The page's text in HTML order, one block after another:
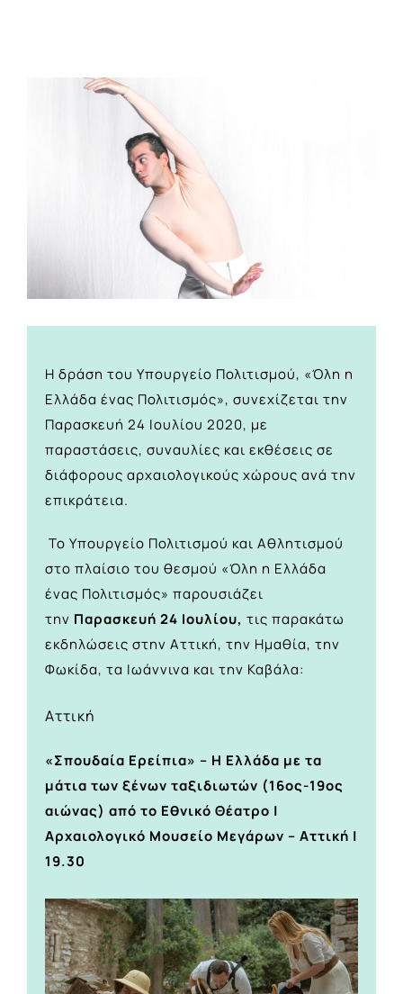
Η δράση του Υπουργείο Πολιτισμού, «Όλη η
Ελλάδα ένας Πολιτισμός», συνεχίζεται την
Παρασκευή 24 Ιουλίου 2020, με
παραστάσεις, συναυλίες και εκθέσεις σε
διάφορους αρχαιολογικούς χώρους ανά την
επικράτεια.
Το Υπουργείο Πολιτισμού και Αθλητισμού
στο πλαίσιο του θεσμού «Όλη η Ελλάδα
ένας Πολιτισμός» παρουσιάζει
την Παρασκευή 24 Ιουλίου, τις παρακάτω
εκδηλώσεις στην Αττική, την Ημαθία, την
Φωκίδα, τα Ιωάννινα και την Καβάλα:
Αττική
«Σπουδαία Ερείπια» – Η Ελλάδα με τα
μάτια των ξένων ταξιδιωτών (16ος-19ος
αιώνας) από το Εθνικό Θέατρο |
Αρχαιολογικό Μουσείο Μεγάρων – Αττική |
19.30